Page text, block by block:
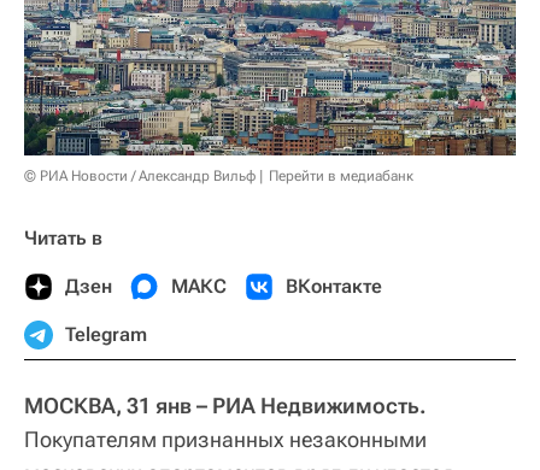
© РИА Новости / Александр Вильф Перейти в медиабанк
Читать в
Дзен МАКС ВКонтакте
Telegram
МОСКВА, 31 янв – РИА Недвижимость.
Покупателям признанных незаконными